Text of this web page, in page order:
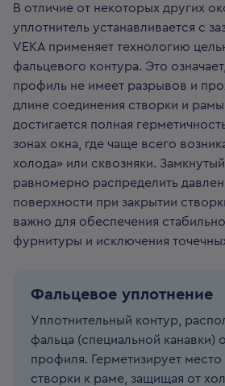
В отличие от некоторых других
уплотнитель устанавливается с
VEKA применяет технологию
фальцевого контура. Это
профиль не имеет разрывов и
длине соединения створки и
достигается полная
зонах окна, где чаще всего
холода» или сквозняки.
равномерно распределить
поверхности при закрытии
важно для обеспечения
фурнитуры и исключения
Фальцевое уплотнение
Уплотнительный контур,
фальца (специальной канавки)
профиля. Герметизирует
створки к раме, защищая от